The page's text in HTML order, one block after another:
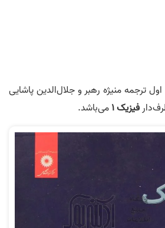
ترجمه منیژه رهبر و جلال‌الدین پاشایی
فیزیک 1 می‌باشد.